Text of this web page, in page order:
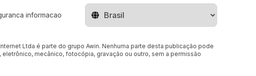
Mude o território
informacao
Ltda é parte do grupo Awin. Nenhuma parte desta publicação pode
mecânico, fotocópia, gravação ou outro, sem a permissão